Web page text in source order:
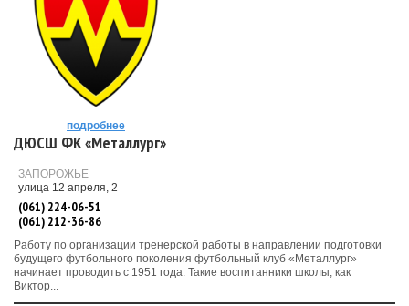
подробнее
ДЮСШ ФК «Металлург»
ЗАПОРОЖЬЕ
улица 12 апреля, 2
(061) 224-06-51
(061) 212-36-86
Работу по организации тренерской работы в направлении подготовки
будущего футбольного поколения футбольный клуб «Металлург»
начинает проводить с 1951 года. Такие воспитанники школы, как
Виктор...